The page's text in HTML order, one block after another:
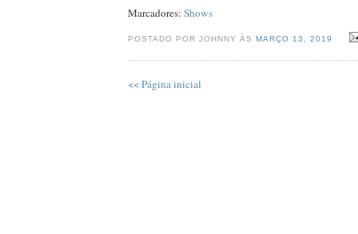
Marcadores: Shows
POSTADO POR JOHNNY ÀSMARÇO 13, 2019
<< Página inicial